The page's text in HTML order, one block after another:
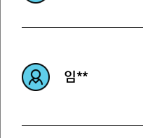
임**